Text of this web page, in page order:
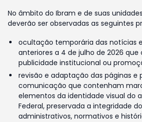
No âmbito do Ibram e de suas
deverão ser observadas as seguintes
ocultação temporária das notícias
anteriores a 4 de julho de 2026
publicidade institucional ou
revisão e adaptação das páginas e
comunicação que contenham
elementos da identidade visual do
Federal, preservada a integridade
administrativos, normativos e